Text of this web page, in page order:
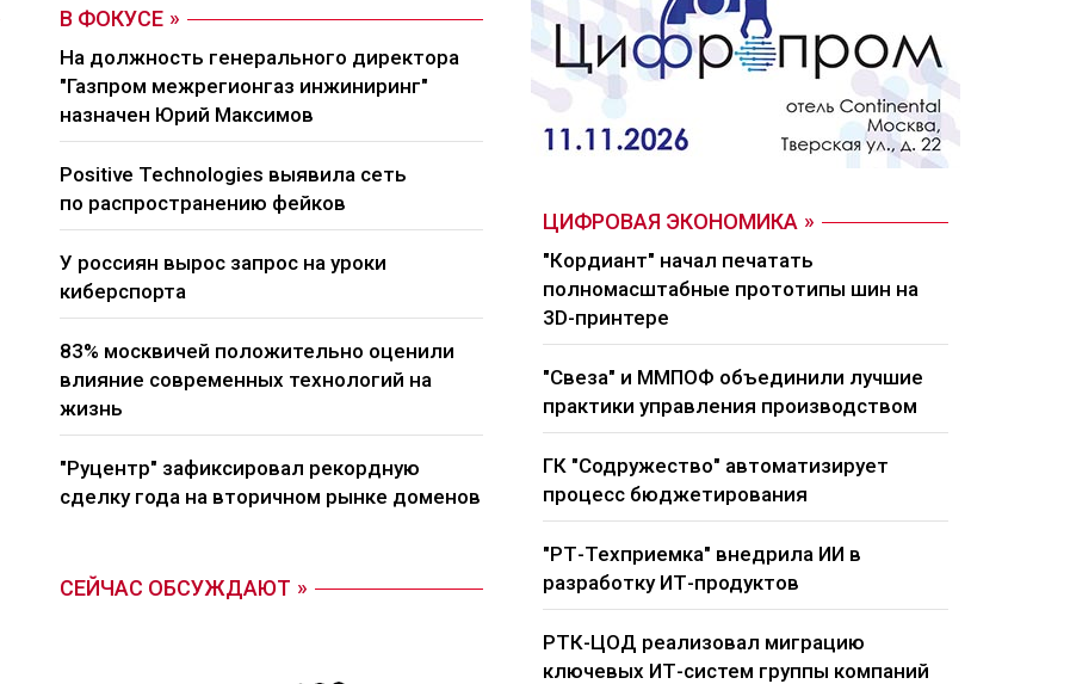
В ФОКУСЕ
На должность генерального директора
"Газпром межрегионгаз инжиниринг"
назначен Юрий Максимов
Positive Technologies выявила сеть
по распространению фейков
У россиян вырос запрос на уроки
киберспорта
83% москвичей положительно оценили
влияние современных технологий на
жизнь
"Руцентр" зафиксировал рекордную
сделку года на вторичном рынке доменов
СЕЙЧАС ОБСУЖДАЮТ
ЦИФРОВАЯ ЭКОНОМИКА
"Кордиант" начал печатать
полномасштабные прототипы шин на
3D-принтере
"Свеза" и ММПОФ объединили лучшие
практики управления производством
ГК "Содружество" автоматизирует
процесс бюджетирования
"РТ-Техприемка" внедрила ИИ в
разработку ИТ-продуктов
РТК-ЦОД реализовал миграцию
ключевых ИТ-систем группы компаний